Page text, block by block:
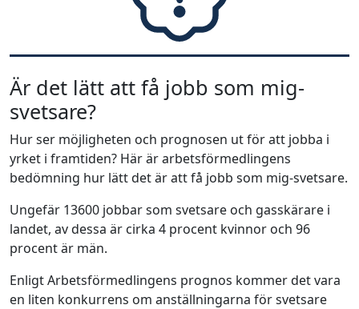
Är det lätt att få jobb som mig-
svetsare?
Hur ser möjligheten och prognosen ut för att jobba i
yrket i framtiden? Här är arbetsförmedlingens
bedömning hur lätt det är att få jobb som mig-svetsare.
Ungefär 13600 jobbar som svetsare och gasskärare i
landet, av dessa är cirka 4 procent kvinnor och 96
procent är män.
Enligt Arbetsförmedlingens prognos kommer det vara
en liten konkurrens om anställningarna för svetsare